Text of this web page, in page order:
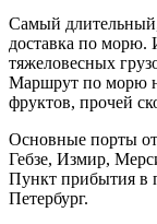
Самый
доставка по морю.
тяжеловесных
Маршрут по морю
фруктов, прочей
Основные порты
Гебзе, Измир,
Пункт прибытия в
Петербург.